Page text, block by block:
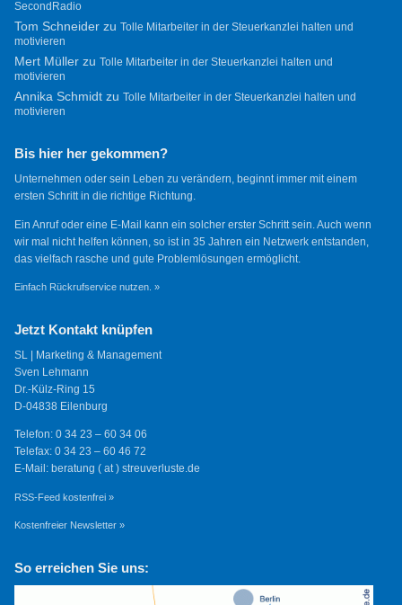
SecondRadio
Tom Schneiderzu Tolle Mitarbeiter in der Steuerkanzlei halten und
motivieren
Mert Müllerzu Tolle Mitarbeiter in der Steuerkanzlei halten und
motivieren
Annika Schmidtzu Tolle Mitarbeiter in der Steuerkanzlei halten und
motivieren
Bis hier her gekommen?
Unternehmen oder sein Leben zu verändern, beginnt immer mit einem
ersten Schritt in die richtige Richtung.
Ein Anruf oder eine E-Mail kann ein solcher erster Schritt sein. Auch wenn
wir mal nicht helfen können, so ist in 35 Jahren ein Netzwerk entstanden,
das vielfach rasche und gute Problemlösungen ermöglicht.
Einfach Rückrufservice nutzen. »
Jetzt Kontakt knüpfen
SL | Marketing & Management
Sven Lehmann
Dr.-Külz-Ring 15
D-04838 Eilenburg
Telefon: 0 34 23 – 60 34 06
Telefax: 0 34 23 – 60 46 72
E-Mail: beratung ( at ) streuverluste.de
RSS-Feed kostenfrei »
Kostenfreier Newsletter »
So erreichen Sie uns: